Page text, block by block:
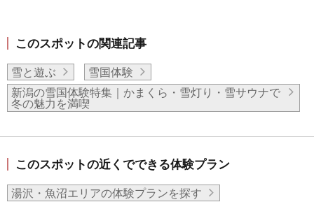
このスポットの関連記事
雪と遊ぶ
雪国体験
新潟の雪国体験特集｜かまくら・雪灯り・雪サウナで
冬の魅力を満喫
このスポットの近くでできる体験プラン
湯沢・魚沼エリアの体験プランを探す